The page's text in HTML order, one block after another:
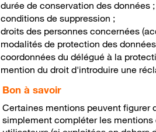
durée de conservation des données ;
conditions de suppression ;
droits des personnes concernées
modalités de protection des
coordonnées du délégué à la
mention du droit d'introduire une
Certaines mentions peuvent
simplement compléter les